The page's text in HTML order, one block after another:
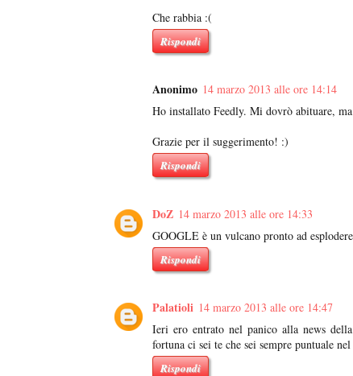
Che rabbia :(
Rispondi
Anonimo 14 marzo 2013 alle ore 14:14
Ho installato Feedly. Mi dovrò abituare,
Grazie per il suggerimento! :)
Rispondi
DoZ 14 marzo 2013 alle ore 14:33
GOOGLE è un vulcano pronto ad
Rispondi
Palatioli 14 marzo 2013 alle ore 14:47
Ieri ero entrato nel panico alla news
fortuna ci sei te che sei sempre puntuale
Rispondi